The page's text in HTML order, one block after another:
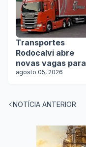
Transportes
Rodocalvi abre
novas vagas para
motoristas
agosto 05, 2026
NOTÍCIA ANTERIOR